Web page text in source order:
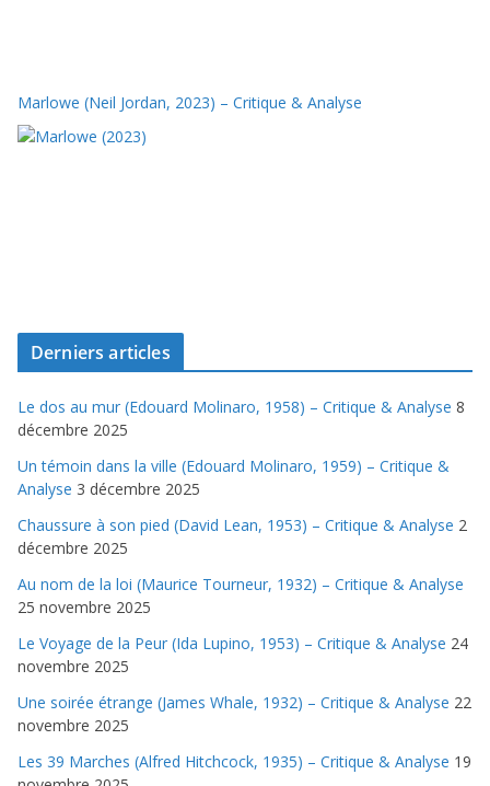
Marlowe (Neil Jordan, 2023) – Critique & Analyse
Derniers articles
Le dos au mur (Edouard Molinaro, 1958) – Critique & Analyse 8
décembre 2025
Un témoin dans la ville (Edouard Molinaro, 1959) – Critique &
Analyse 3 décembre 2025
Chaussure à son pied (David Lean, 1953) – Critique & Analyse 2
décembre 2025
Au nom de la loi (Maurice Tourneur, 1932) – Critique & Analyse
25 novembre 2025
Le Voyage de la Peur (Ida Lupino, 1953) – Critique & Analyse 24
novembre 2025
Une soirée étrange (James Whale, 1932) – Critique & Analyse 22
novembre 2025
Les 39 Marches (Alfred Hitchcock, 1935) – Critique & Analyse 19